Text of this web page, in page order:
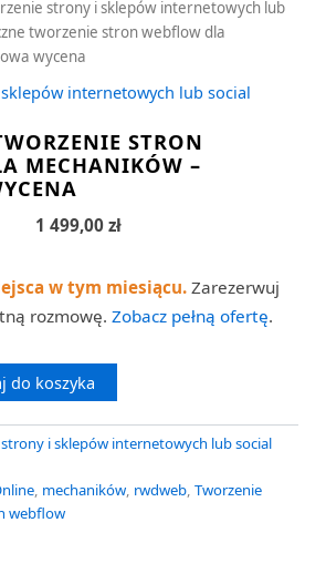
strony i sklepów internetowych lub
tworzenie stron webflow dla
wycena
internetowych lub social
STRON
MECHANIKÓW –
1 499,00 zł
w tym miesiącu. Zarezerwuj
rozmowę. Zobacz pełną ofertę.
do koszyka
i sklepów internetowych lub social
, mechaników, rwdweb, Tworzenie
webflow